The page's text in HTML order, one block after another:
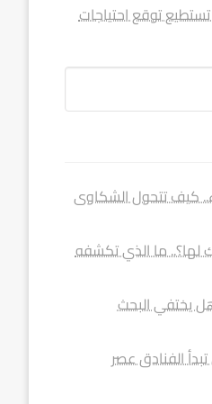
توقع احتياجات
كيف تتحول الشكاوى
لها؟.. ما الذي تكشفه
يختفي البحث
الفنادق عصر